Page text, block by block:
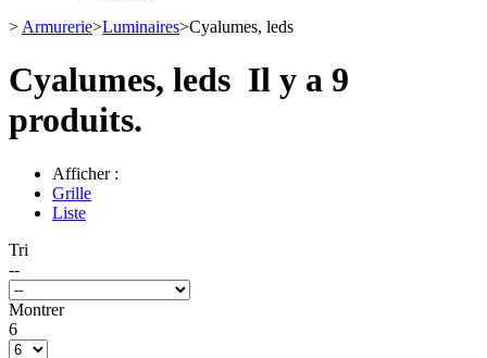
> Armurerie>Luminaires>Cyalumes, leds
Cyalumes, leds Il y a 9
produits.
Afficher :
Grille
Liste
Tri
--
Montrer
6